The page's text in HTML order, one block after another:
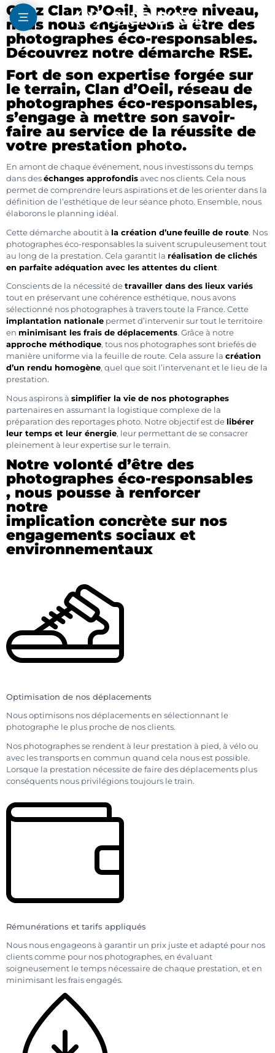
Chez Clan D’Oeil, à notre niveau,
nous nous engageons à être des
photographes éco-responsables.
Découvrez notre démarche RSE.
Fort de son expertise forgée sur
le terrain, Clan d’Oeil, réseau de
photographes éco-responsables,
s’engage à mettre son savoir-
faire au service de la réussite de
votre prestation photo.
En amont de chaque événement, nous investissons du temps
dans des échanges approfondis avec nos clients. Cela nous
permet de comprendre leurs aspirations et de les orienter dans la
définition de l’esthétique de leur séance photo. Ensemble, nous
élaborons le planning idéal.
Cette démarche aboutit à la création d’une feuille de route. Nos
photographes éco-responsables la suivent scrupuleusement tout
au long de la prestation. Cela garantit la réalisation de clichés
en parfaite adéquation avec les attentes du client.
Conscients de la nécessité de travailler dans des lieux variés
tout en préservant une cohérence esthétique, nous avons
sélectionné nos photographes à travers toute la France. Cette
implantation nationale permet d’intervenir sur tout le territoire
en minimisant les frais de déplacements. Grâce à notre
approche méthodique, tous nos photographes sont briefés de
manière uniforme via la feuille de route. Cela assure la création
d’un rendu homogène, quel que soit l’intervenant et le lieu de la
prestation.
Nous aspirons à simplifier la vie de nos photographes
partenaires en assumant la logistique complexe de la
préparation des reportages photo. Notre objectif est de libérer
leur temps et leur énergie, leur permettant de se consacrer
pleinement à leur expertise sur le terrain.
Notre volonté d’être des
photographes éco-responsables
, nous pousse à renforcer
notre
implication concrète sur nos
engagements sociaux et
environnementaux
Optimisation de nos déplacements
Nous optimisons nos déplacements en sélectionnant le
photographe le plus proche de nos clients.
Nos photographes se rendent à leur prestation à pied, à vélo ou
avec les transports en commun quand cela nous est possible.
Lorsque la prestation nécessite de faire des déplacements plus
conséquents nous privilégions toujours le train.
Rémunérations et tarifs appliqués
Nous nous engageons à garantir un prix juste et adapté pour nos
clients comme pour nos photographes, en évaluant
soigneusement le temps nécessaire de chaque prestation, et en
minimisant les frais engagés.